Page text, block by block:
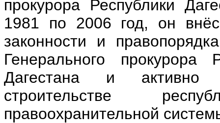
прокурора Республики
1981 по 2006 год, он
законности и
Генерального
Дагестана и активно
строительстве
правоохранительной